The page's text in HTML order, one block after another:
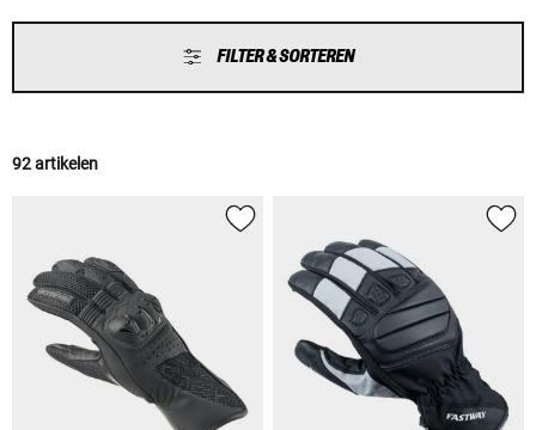
FILTER & SORTEREN
92 artikelen